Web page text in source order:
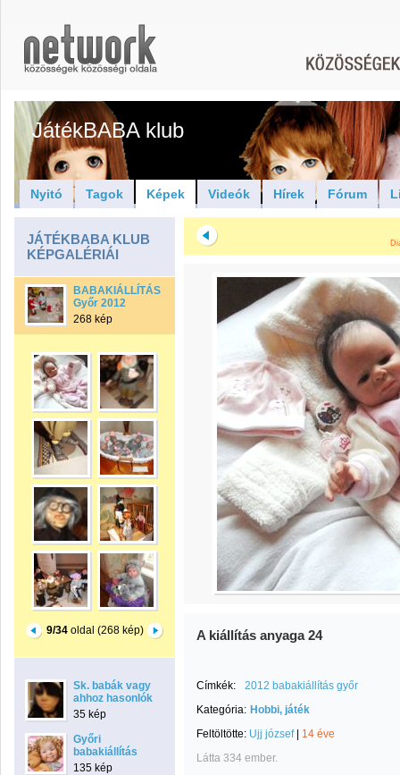
JátékBABA klub
Nyitó Tagok Képek Videók Hírek Fórum
JÁTÉKBABA KLUB
KÉPGALÉRIÁI
BABAKIÁLLÍTÁS
Győr 2012
268 kép
9/34oldal (268 kép)
Sk. babák vagy
ahhoz hasonlók
35 kép
Győri
babakiállítás
135 kép
A kiállítás anyaga 24
Címkék:
2012 babakiállítás győr
Kategória: Hobbi, játék
Feltöltötte: Ujj józsef| 14 éve
Látta 334 ember.